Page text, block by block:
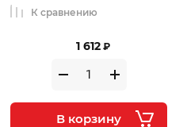
1 612 ₽
К сравнению
В корзину